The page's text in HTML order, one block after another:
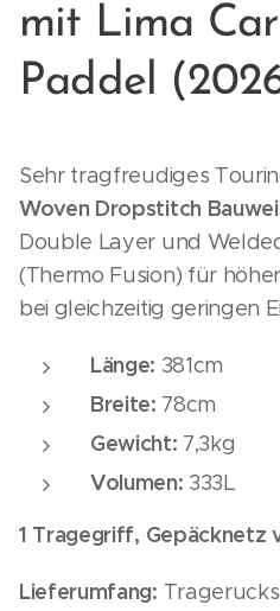
mit Lima
Paddel
Sehr tragfreudiges
Woven Dropstitch
Double Layer und
(Thermo Fusion) für
bei gleichzeitig geringen
Länge: 381cm
Breite: 78cm
Gewicht: 7,3kg
Volumen: 333L
1 Tragegriff, Gepäcknetz
Lieferumfang: